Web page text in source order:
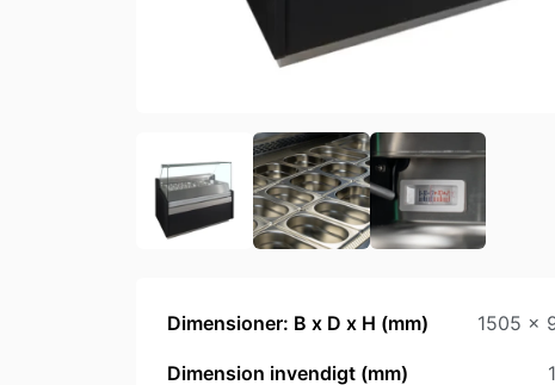
Dimensioner: B x D x H (mm) 1505 x
Dimension invendigt (mm)